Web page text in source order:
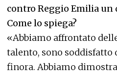
contro Reggio Emilia un
Come lo spiega?
«Abbiamo affrontato
talento, sono soddisfatto
finora. Abbiamo